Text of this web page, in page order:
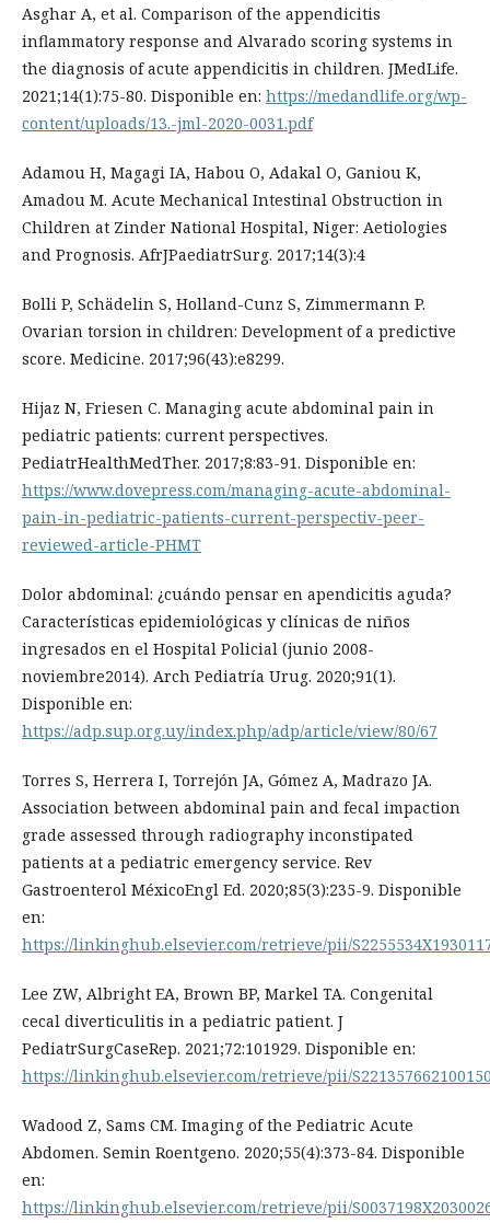
Asghar A, et al. Comparison of the appendicitis
inflammatory response and Alvarado scoring systems in
the diagnosis of acute appendicitis in children. JMedLife.
2021;14(1):75-80. Disponible en: https://medandlife.org/wp-
content/uploads/13.-jml-2020-0031.pdf
Adamou H, Magagi IA, Habou O, Adakal O, Ganiou K,
Amadou M. Acute Mechanical Intestinal Obstruction in
Children at Zinder National Hospital, Niger: Aetiologies
and Prognosis. AfrJPaediatrSurg. 2017;14(3):4
Bolli P, Schädelin S, Holland-Cunz S, Zimmermann P.
Ovarian torsion in children: Development of a predictive
score. Medicine. 2017;96(43):e8299.
Hijaz N, Friesen C. Managing acute abdominal pain in
pediatric patients: current perspectives.
PediatrHealthMedTher. 2017;8:83-91. Disponible en:
https://www.dovepress.com/managing-acute-abdominal-
pain-in-pediatric-patients-current-perspectiv-peer-
reviewed-article-PHMT
Dolor abdominal: ¿cuándo pensar en apendicitis aguda?
Características epidemiológicas y clínicas de niños
ingresados en el Hospital Policial (junio 2008-
noviembre2014). Arch Pediatría Urug. 2020;91(1).
Disponible en:
https://adp.sup.org.uy/index.php/adp/article/view/80/67
Torres S, Herrera I, Torrejón JA, Gómez A, Madrazo JA.
Association between abdominal pain and fecal impaction
grade assessed through radiography inconstipated
patients at a pediatric emergency service. Rev
Gastroenterol MéxicoEngl Ed. 2020;85(3):235-9. Disponible
en:
https://linkinghub.elsevier.com/retrieve/pii/
Lee ZW, Albright EA, Brown BP, Markel TA. Congenital
cecal diverticulitis in a pediatric patient. J
PediatrSurgCaseRep. 2021;72:101929. Disponible en:
https://linkinghub.elsevier.com/retrieve/pii/
Wadood Z, Sams CM. Imaging of the Pediatric Acute
Abdomen. Semin Roentgeno. 2020;55(4):373-84. Disponible
en:
https://linkinghub.elsevier.com/retrieve/pii/